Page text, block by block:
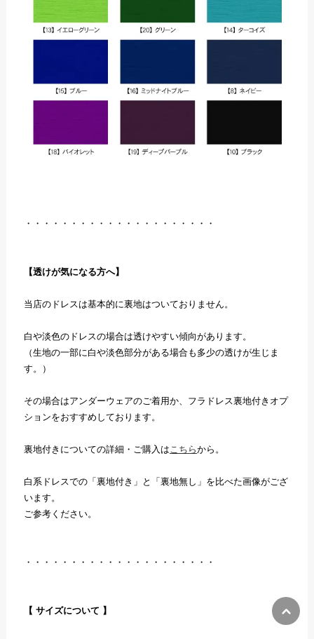
・・・・・・・・・・・・・・・・・・・・・
【透けが気になる方へ】
当店のドレスは基本的に裏地はついておりません。
白や淡色のドレスの場合は透けやすい傾向があります。
（生地の一部に白や淡色部分がある場合も多少の透けが生じま
す。）
その場合はアンダーウェアのご着用か、フラドレス裏地付きオプ
ションをおすすめしております。
裏地付きについての詳細・ご購入は こちらから。
白系ドレスでの「裏地付き」と「裏地無し」を比べた画像がござ
います。
ご参考ください。
・・・・・・・・・・・・・・・・・・・・・
【 サイズについて 】